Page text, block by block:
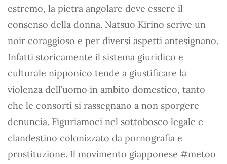
estremo, la pietra angolare deve essere il
consenso della donna. Natsuo Kirino scrive un
noir coraggioso e per diversi aspetti antesignano.
Infatti storicamente il sistema giuridico e
culturale nipponico tende a giustificare la
violenza dell’uomo in ambito domestico, tanto
che le consorti si rassegnano a non sporgere
denuncia. Figuriamoci nel sottobosco legale e
clandestino colonizzato da pornografia e
prostituzione. Il movimento giapponese #metoo